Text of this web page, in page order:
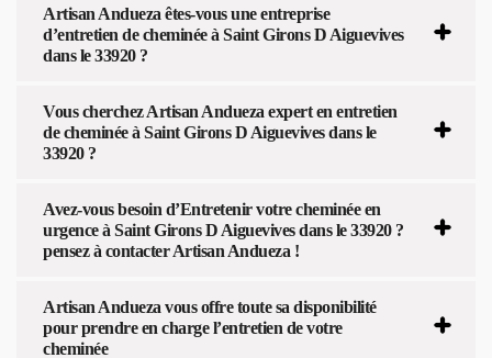
Artisan Andueza êtes-vous une entreprise
d’entretien de cheminée à Saint Girons D Aiguevives
dans le 33920 ?
Vous cherchez Artisan Andueza expert en entretien
de cheminée à Saint Girons D Aiguevives dans le
33920 ?
Avez-vous besoin d’Entretenir votre cheminée en
urgence à Saint Girons D Aiguevives dans le 33920 ?
pensez à contacter Artisan Andueza !
Artisan Andueza vous offre toute sa disponibilité
pour prendre en charge l’entretien de votre
cheminée